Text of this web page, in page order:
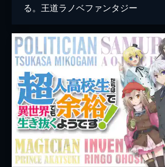
る。王道ラノベファンタジー